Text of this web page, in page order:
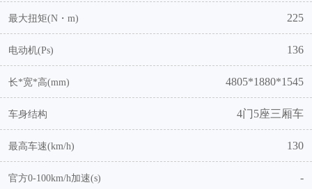
最大扭矩(N・m) 225
电动机(Ps) 136
长*宽*高(mm) 4805*1880*1545
车身结构 4门5座三厢车
最高车速(km/h) 130
官方0-100km/h加速(s) -